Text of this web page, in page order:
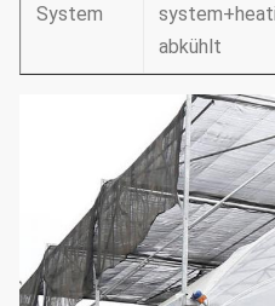
System
abkühlt